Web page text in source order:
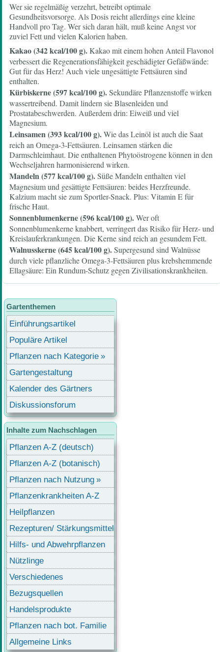
Wer sie regelmäßig verzehrt, betreibt optimale
Gesundheitsvorsorge. Als Dosis reicht allerdings eine kleine
Handvoll pro Tag. Wer sich daran hält, muß keine Angst vor
zuviel Fett und vielen Kalorien haben.
Kakao (342 kcal/100 g).Kakao mit einem hohen Anteil Flavonol
verbessert die Regenerationsfähigkeit geschädigter Gefäßwände:
Gut für das Herz! Auch viele ungesättigte Fettsäuren sind
enthalten.
Kürbiskerne (597 kcal/100 g).Sekundäre Pflanzenstoffe wirken
wassertreibend. Damit lindern sie Blasenleiden und
Prostatabeschwerden. Außerdem drin: Eiweiß und viel
Magnesium.
Leinsamen (393 kcal/100 g).Wie das Leinöl ist auch die Saat
reich an Omega-3-Fettsäuren. Leinsamen stärken die
Darmschleimhaut. Die enthaltenen Phytoöstrogene können in den
Wechseljahren harmonisierend wirken.
Mandeln (577 kcal/100 g).Süße Mandeln enthalten viel
Magnesium und gesättigte Fettsäuren: beides Herzfreunde.
Kalzium macht sie zum Sportler-Snack. Plus: Vitamin E für
frische Haut.
Sonnenblumenkerne (596 kcal/100 g).Wer oft
Sonnenblumenkerne knabbert, verringert das Risiko für Herz- und
Kreislauferkrankungen. Die Kerne sind reich an gesundem Fett.
Walnusskerne (645 kcal/100 g).Supergesund sind Walnüsse
durch viele pflanzliche Omega-3-Fettsäuren plus krebshemmende
Ellagsäure: Ein Rundum-Schutz gegen Zivilisationskrankheiten.
Gartenthemen
Einführungsartikel
Populäre Artikel
Pflanzen nach Kategorie
Gartengestaltung
Kalender des Gärtners
Diskussionsforum
Inhalte zum Nachschlagen
Pflanzen A-Z (deutsch)
Pflanzen A-Z (botanisch)
Pflanzen nach Nutzung
Pflanzenkrankheiten A-Z
Heilpflanzen
Rezepturen/ Stärkungsmittel
Hilfs- und Abwehrpflanzen
Nützlinge
Verschiedenes
Bezugsquellen
Handelsprodukte
Pflanzen nach bot. Familie
Allgemeine Links